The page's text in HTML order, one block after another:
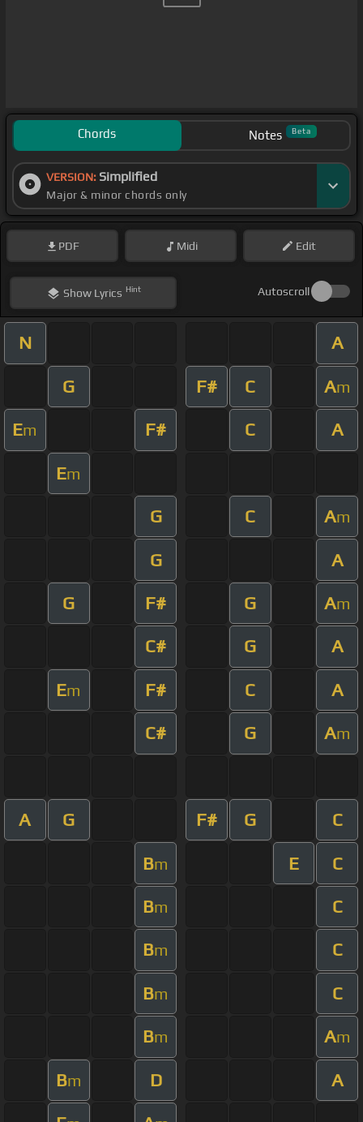
Chords Notes Beta
VERSION: Simplified
Major & minor chords only
PDF Midi Edit
ShowLyrics Hint Autoscroll
N A
G F# C Am
Em F# C A
Em
G C Am
G A
G F# G Am
C# G A
Em F# C A
C# G Am
A G F# G C
Bm E C
Bm C
Bm C
Bm C
Bm Am
Bm D A